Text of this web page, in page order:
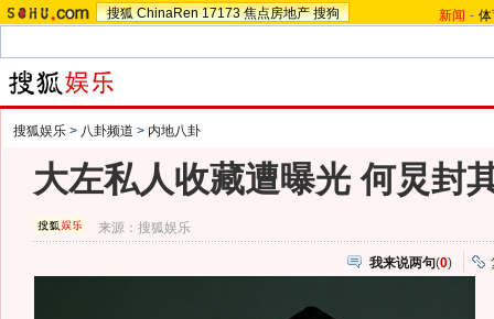
搜狐 ChinaRen 17173 焦点房地产 搜狗 新闻 -
搜狐娱乐 > 八卦频道 > 内地八卦
大左私人收藏遭曝光 何炅封
来源：搜狐娱乐
我来说两句(0)